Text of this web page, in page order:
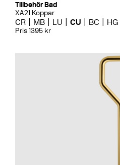
Tillbehör Bad
XA21 Koppar
CR MB LU CU BC HG
Pris 1395 kr